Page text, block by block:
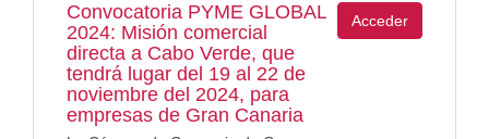
Convocatoria PYME GLOBAL
2024: Misión comercial
directa a Cabo Verde, que
tendrá lugar del 19 al 22 de
noviembre del 2024, para
empresas de Gran Canaria
Acceder